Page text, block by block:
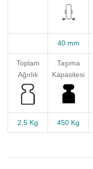
40 mm
Toplam
Ağırlık
Taşıma
Kapasitesi
2,5 Kg 450 Kg